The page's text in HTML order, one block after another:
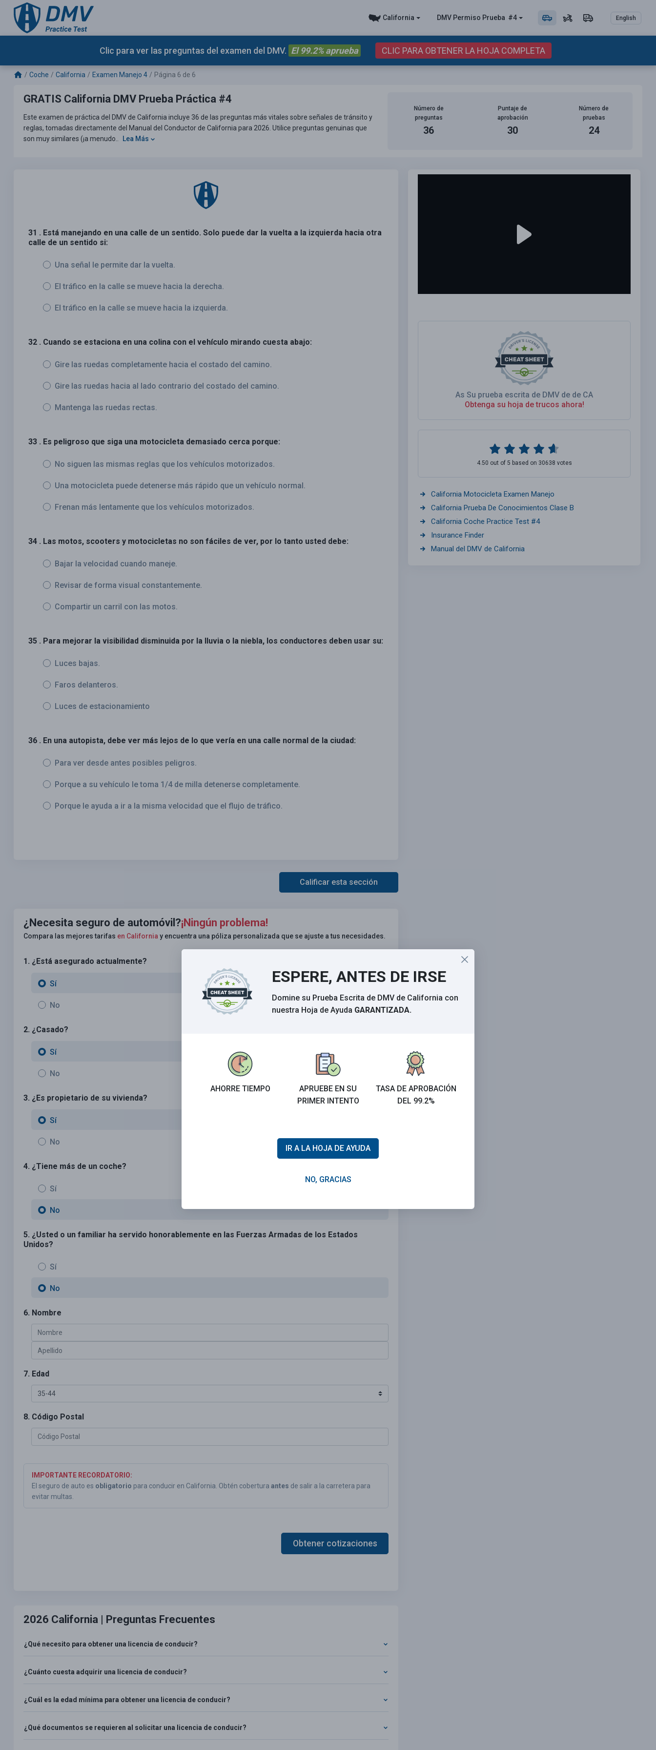
California DMV Permiso Prueba #4 English
Clic para ver las preguntas del examen del DMV. El 99.2% aprueba CLIC PARA OBTENER LA HOJA COMPLETA
Coche California Examen Manejo 4 Página 6 de 6
GRATIS California DMV Prueba Práctica #4
Este examen de práctica del DMV de California incluye 36 de las preguntas más vitales sobre señales de tránsito y
reglas, tomadas directamente del Manual del Conductor de California para 2026. Utilice preguntas genuinas que
son muy similares (¡a menudo..
Lea Más
Número de
preguntas
36
Puntaje de
aprobación
30
Número de
pruebas
24
31 . Está manejando en una calle de un sentido. Solo puede dar la vuelta a la izquierda hacia otra
calle de un sentido si:
Una señal le permite dar la vuelta.
El tráfico en la calle se mueve hacia la derecha.
El tráfico en la calle se mueve hacia la izquierda.
32 . Cuando se estaciona en una colina con el vehículo mirando cuesta abajo:
Gire las ruedas completamente hacia el costado del camino.
Gire las ruedas hacia al lado contrario del costado del camino.
Mantenga las ruedas rectas.
33 . Es peligroso que siga una motocicleta demasiado cerca porque:
No siguen las mismas reglas que los vehículos motorizados.
Una motocicleta puede detenerse más rápido que un vehículo normal.
Frenan más lentamente que los vehículos motorizados.
34 . Las motos, scooters y motocicletas no son fáciles de ver, por lo tanto usted debe:
Bajar la velocidad cuando maneje.
Revisar de forma visual constantemente.
Compartir un carril con las motos.
35 . Para mejorar la visibilidad disminuida por la lluvia o la niebla, los conductores deben usar su:
Luces bajas.
Faros delanteros.
Luces de estacionamiento
36 . En una autopista, debe ver más lejos de lo que vería en una calle normal de la ciudad:
Para ver desde antes posibles peligros.
Porque a su vehículo le toma 1/4 de milla detenerse completamente.
Porque le ayuda a ir a la misma velocidad que el flujo de tráfico.
Calificar esta sección
As Su prueba escrita de DMV de de CA
Obtenga su hoja de trucos ahora!
4.50 out of 5 based on 30638 votes
California Motocicleta Examen Manejo
California Prueba De Conocimientos Clase B
California Coche Practice Test #4
Insurance Finder
Manual del DMV de California
¿Necesita seguro de automóvil?¡Ningún problema!
Compara las mejores tarifas en California y encuentra una póliza personalizada que se ajuste a tus necesidades.
1. ¿Está asegurado actualmente?
Sí
No
2. ¿Casado?
Sí
No
3. ¿Es propietario de su vivienda?
Sí
No
4. ¿Tiene más de un coche?
Sí
No
5. ¿Usted o un familiar ha servido honorablemente en las Fuerzas Armadas de los Estados
Unidos?
Sí
No
6. Nombre
7. Edad
8. Código Postal
IMPORTANTE RECORDATORIO:
El seguro de auto es obligatorio para conducir en California. Obtén cobertura antes de salir a la carretera para
evitar multas.
Obtener cotizaciones
2026 California | Preguntas Frecuentes
¿Qué necesito para obtener una licencia de conducir?
¿Cuánto cuesta adquirir una licencia de conducir?
¿Cuál es la edad mínima para obtener una licencia de conducir?
¿Qué documentos se requieren al solicitar una licencia de conducir?
ESPERE, ANTES DE IRSE
Domine su Prueba Escrita de DMV de California con
nuestra Hoja de Ayuda GARANTIZADA.
AHORRE TIEMPO
APRUEBE EN SU
PRIMER INTENTO
TASA DE APROBACIÓN
DEL 99.2%
IR A LA HOJA DE AYUDA
NO, GRACIAS